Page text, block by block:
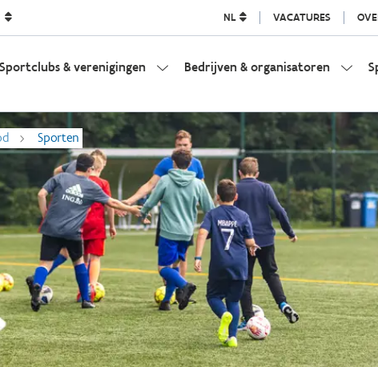
NL VACATURES
Sportclubs & verenigingen Bedrijven & organisatoren
Sporten